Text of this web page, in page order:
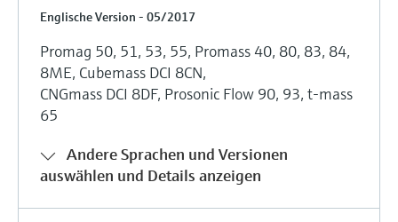
Englische Version - 05/2017
Promag 50, 51, 53, 55, Promass 40, 80, 83, 84,
8ME, Cubemass DCI 8CN,
CNGmass DCI 8DF, Prosonic Flow 90, 93, t-mass
65
Andere Sprachen und Versionen
auswählen und Details anzeigen